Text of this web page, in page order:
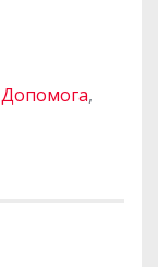
Допомога,